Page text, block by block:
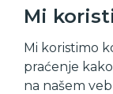
Mi
Mi koristimo
praćenje
na našem